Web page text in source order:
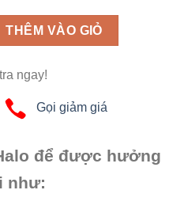
THÊM VÀO GIỎ
ngay!
Gọi giảm giá
để được hưởng
như: